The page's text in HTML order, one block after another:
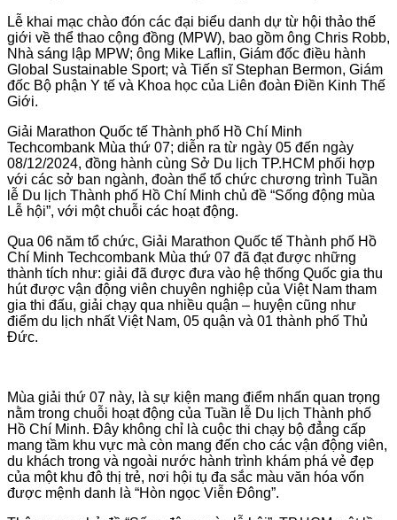
Lễ khai mạc chào đón các đại biểu danh dự từ hội thảo thế
giới về thể thao cộng đồng (MPW), bao gồm ông Chris Robb,
Nhà sáng lập MPW; ông Mike Laflin, Giám đốc điều hành
Global Sustainable Sport; và Tiến sĩ Stephan Bermon, Giám
đốc Bộ phận Y tế và Khoa học của Liên đoàn Điền Kinh Thế
Giới.
Giải Marathon Quốc tế Thành phố Hồ Chí Minh
Techcombank Mùa thứ 07; diễn ra từ ngày 05 đến ngày
08/12/2024, đồng hành cùng Sở Du lịch TP.HCM phối hợp
với các sở ban ngành, đoàn thể tổ chức chương trình Tuần
lễ Du lịch Thành phố Hồ Chí Minh chủ đề “Sống động mùa
Lễ hội”, với một chuỗi các hoạt động.
Qua 06 năm tổ chức, Giải Marathon Quốc tế Thành phố Hồ
Chí Minh Techcombank Mùa thứ 07 đã đạt được những
thành tích như: giải đã được đưa vào hệ thống Quốc gia thu
hút được vận động viên chuyên nghiệp của Việt Nam tham
gia thi đấu, giải chạy qua nhiều quận – huyện cũng như
điểm du lịch nhất Việt Nam, 05 quận và 01 thành phố Thủ
Đức.
Mùa giải thứ 07 này, là sự kiện mang điểm nhấn quan trọng
nằm trong chuỗi hoạt động của Tuần lễ Du lịch Thành phố
Hồ Chí Minh. Đây không chỉ là cuộc thi chạy bộ đẳng cấp
mang tầm khu vực mà còn mang đến cho các vận động viên,
du khách trong và ngoài nước hành trình khám phá vẻ đẹp
của một khu đô thị trẻ, nơi hội tụ đa sắc màu văn hóa vốn
được mệnh danh là “Hòn ngọc Viễn Đông”.